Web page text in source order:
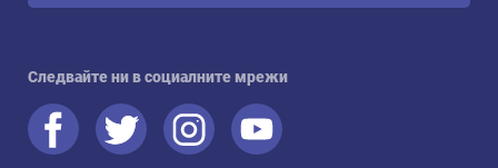
Следвайте ни в социалните мрежи